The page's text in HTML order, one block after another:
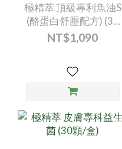
極精萃 頂級專利魚油S
(酪蛋白舒壓配方) (30
顆/盒)
NT$1,090